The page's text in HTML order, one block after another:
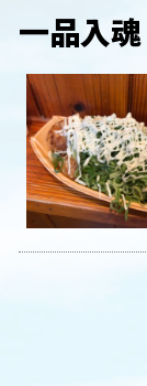
一品入魂